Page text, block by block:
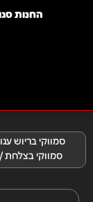
החנות
סמווקי בריוש
סמווקי בצלחת